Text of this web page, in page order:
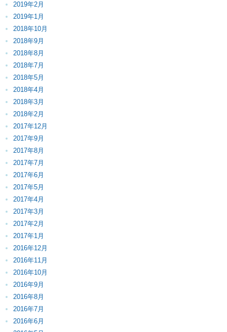
2019年2月
2019年1月
2018年10月
2018年9月
2018年8月
2018年7月
2018年5月
2018年4月
2018年3月
2018年2月
2017年12月
2017年9月
2017年8月
2017年7月
2017年6月
2017年5月
2017年4月
2017年3月
2017年2月
2017年1月
2016年12月
2016年11月
2016年10月
2016年9月
2016年8月
2016年7月
2016年6月